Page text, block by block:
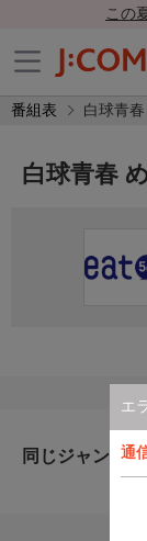
この
番組表 白球青
エ
通
白球青春
同じジャンル